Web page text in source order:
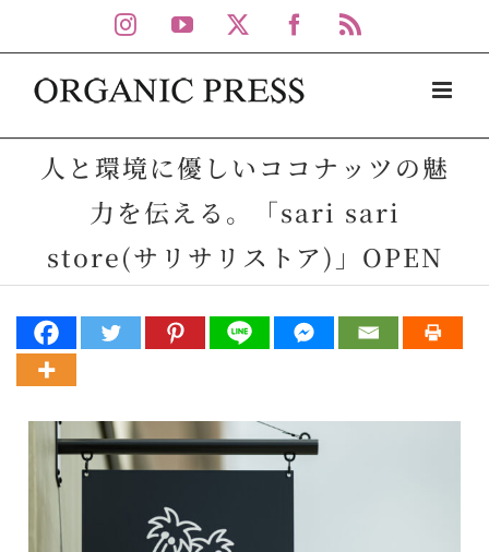
to
content
Instagram
YouTube Facebook
人と環境に優しいココナッツの魅
力を伝える。「sari sari
store(サリサリストア)」OPEN